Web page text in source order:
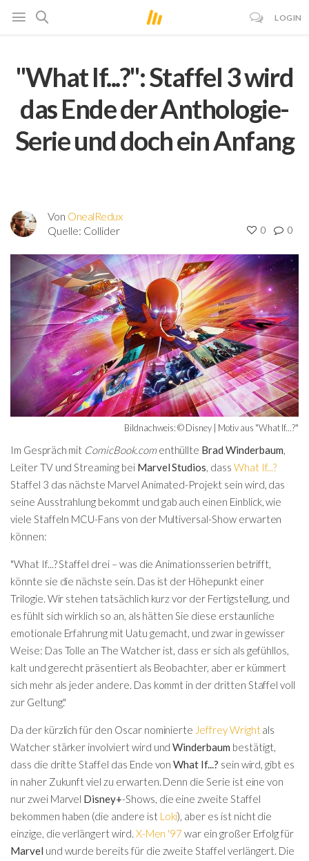
LOGIN
"What If...?": Staffel 3 wird
das Ende der Anthologie-
Serie und doch ein Anfang
Von OnealRedux
Quelle: Collider 0 0
Bildnachweis: © Disney | Motiv aus "What If...?"
Im Gespräch mit ComicBook.comenthüllte Brad Winderbaum,
Leiter TV und Streaming bei Marvel Studios, dass What If...?
Staffel 3 das nächste Marvel Animated-Projekt sein wird, das
seine Ausstrahlung bekommt und gab auch einen Einblick, wie
viele Staffeln MCU-Fans von der Multiversal-Show erwarten
können:
"What If...? Staffel drei – was die Animationsserien betrifft,
könnte sie die nächste sein. Das ist der Höhepunkt einer
Trilogie. Wir stehen tatsächlich kurz vor der Fertigstellung, und
es fühlt sich wirklich so an, als hätten Sie diese erstaunliche
emotionale Erfahrung mit Uatu gemacht, und zwar in gewisser
Weise: Das Tolle an The Watcher ist, dass er sich als gefühllos,
kalt und gerecht präsentiert als Beobachter, aber er kümmert
sich mehr als jeder andere. Das kommt in der dritten Staffel voll
zur Geltung."
Da der kürzlich für den Oscar nominierte Jeffrey Wrightals
Watcher stärker involviert wird undWinderbaum bestätigt,
dass die dritte Staffel das Ende vonWhat If...? sein wird, gibt es
in naher Zukunft viel zu erwarten. Denn die Serie ist eine von
nur zwei Marvel Disney+-Shows, die eine zweite Staffel
bekommen haben (die andere ist Loki), aber es ist nicht die
einzige, die verlängert wird. X-Men '97 war ein großer Erfolg für
Marvel und wurde bereits für die zweite Staffel verlängert. Die